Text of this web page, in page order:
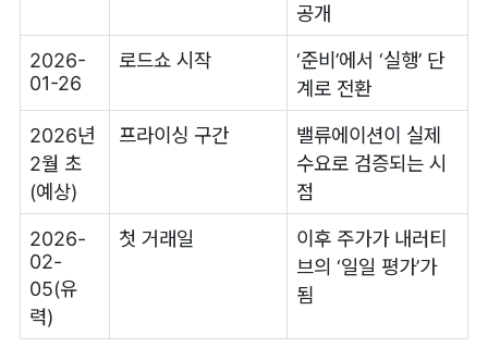
공개
2026-
01-26
로드쇼 시작
‘준비’에서 ‘실행’ 단
계로 전환
2026년
2월 초
(예상)
프라이싱 구간
밸류에이션이 실제
수요로 검증되는 시
점
2026-
02-
05(유
력)
첫 거래일
이후 주가가 내러티
브의 ‘일일 평가’가
됨